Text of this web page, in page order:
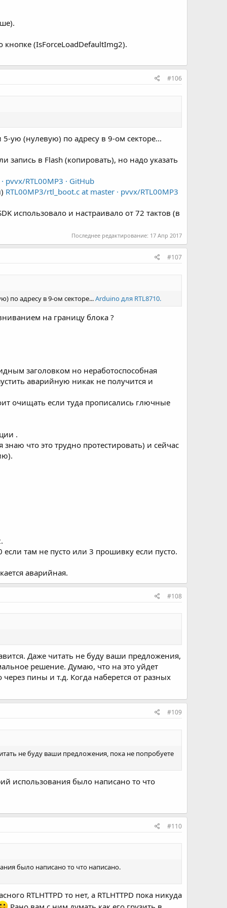
кнопке (IsForceLoadDefaultImg2).
#106
ую (нулевую) по адресу в 9-ом секторе...
в Flash (копировать), но надо указать
pvvx/RTL00MP3 · GitHub
RTL00MP3/rtl_boot.c at master · pvvx/RTL00MP3
использовало и настраивало от 72 тактов (в
Последнее редактирование: 17 Апр 2017
#107
по адресу в 9-ом секторе...Arduino для RTL8710.
на границу блока ?
заголовком но неработоспособная
аварийную никак не получится и
очищать если туда прописались глючные
.
что это трудно протестировать) и сейчас
там не пусто или 3 прошивку если пусто.
аварийная.
#108
Даже читать не буду ваши предложения,
решение. Думаю, что на это уйдет
пины и т.д. Когда наберется от разных
#109
не буду ваши предложения, пока не попробуете
использования было написано то что
#110
было написано то что написано.
RTLHTTPD то нет, а RTLHTTPD пока никуда